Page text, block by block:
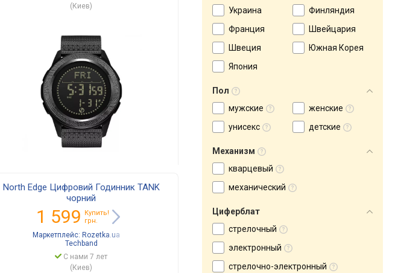
(Киев)
North Edge Цифровий Годинник TANK
чорний
1 599
Купить!
грн.
Маркетплейс: Rozetka.ua
Techband
С нами 7 лет
(Киев)
Украина
Финляндия
Франция
Швейцария
Швеция
Южная Корея
Япония
Пол
мужские
женские
унисекс
детские
Механизм
кварцевый
механический
Циферблат
стрелочный
электронный
стрелочно-электронный